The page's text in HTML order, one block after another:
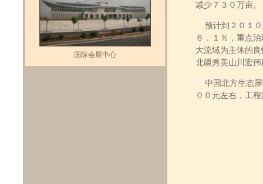
国际会展中心
减少７３０万亩。
预计到２０１０
６．１％，重点
大流域为主体的
北疆秀美山川宏
中国北方生态屏
００元左右，工